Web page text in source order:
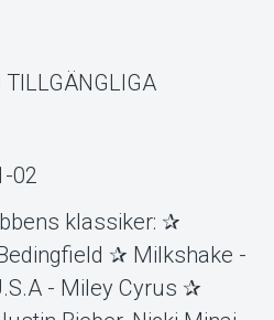
TILLGÄNGLIGA
02
klassiker: ✰
✰ Milkshake -
- Miley Cyrus ✰